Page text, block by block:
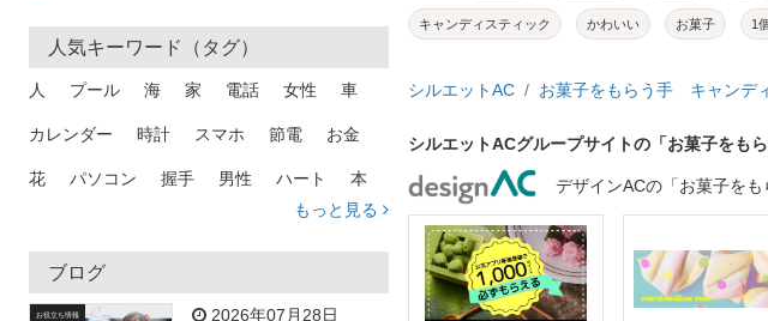
人気キーワード（タグ）
人 プール 海 家 電話 女性 車
カレンダー 時計 スマホ 節電 お金
花 パソコン 握手 男性 ハート 本
トラック 木
吹き出し
飛行機 グラフ ビル 魚 家族 書類
もっと見る
ブログ
お役立ち情報 2026年07月28日
キャンディスティック かわいい お菓子 1
シルエットAC お菓子をもらう手 キャンデ
シルエットACグループサイトの「お菓子を
デザインACの「お菓子を